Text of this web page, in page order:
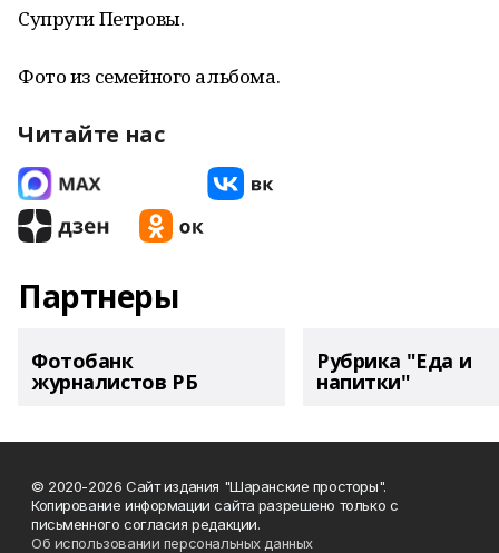
Супруги Петровы.
Фото из семейного альбома.
Читайте нас
Партнеры
Фотобанк
журналистов РБ
Рубрика "Еда и
напитки"
© 2020-2026 Сайт издания "Шаранские просторы".
Копирование информации сайта разрешено только с
письменного согласия редакции.
Об использовании персональных данных